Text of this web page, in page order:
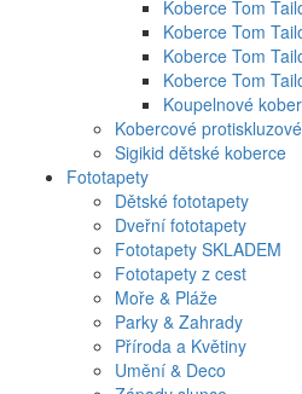
Koberce Tom
Koberce Tom
Koberce Tom
Koberce Tom
Koupelnové
Kobercové
Sigikid dětské koberce
Fototapety
Dětské fototapety
Dveřní fototapety
Fototapety SKLADEM
Fototapety z cest
Moře & Pláže
Parky & Zahrady
Příroda a Květiny
Umění & Deco